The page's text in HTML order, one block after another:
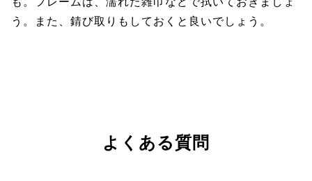
う。また、錆び取りもしておくと良いでしょう。
よくある質問